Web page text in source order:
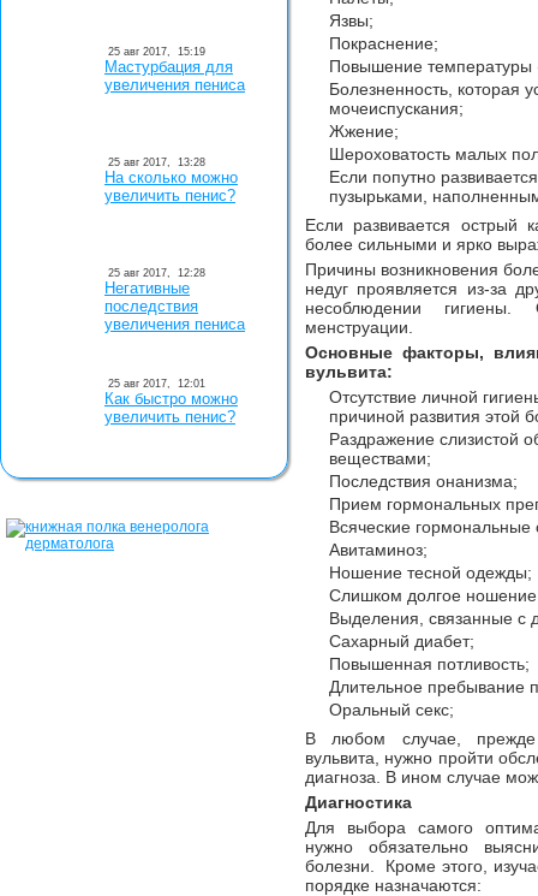
Язвы;
Покраснение;
Повышение температуры
Болезненность, которая
мочеиспускания;
Жжение;
Шероховатость малых
Если попутно
пузырьками,
Если развивается острый
более сильными и ярко
Причины возникновения
недуг проявляется из-за
несоблюдении
менструации.
Основные факторы,
вульвита:
Отсутствие личной
причиной развития этой
Раздражение слизистой
веществами;
Последствия онанизма;
Прием гормональных
Всяческие гормональные
Авитаминоз;
Ношение тесной одежды;
Слишком долгое ношение
Выделения, связанные с
Сахарный диабет;
Повышенная потливость;
Длительное пребывание
Оральный секс;
В любом случае, прежде
вульвита, нужно пройти
диагноза. В ином случае
Диагностика
Для выбора самого
нужно обязательно
болезни. Кроме этого,
порядке назначаются:
25 авг 2017, 15:19
Мастурбация для
увеличения пениса
25 авг 2017, 13:28
На сколько можно
увеличить пенис?
25 авг 2017, 12:28
Негативные
последствия
увеличения пениса
25 авг 2017, 12:01
Как быстро можно
увеличить пенис?